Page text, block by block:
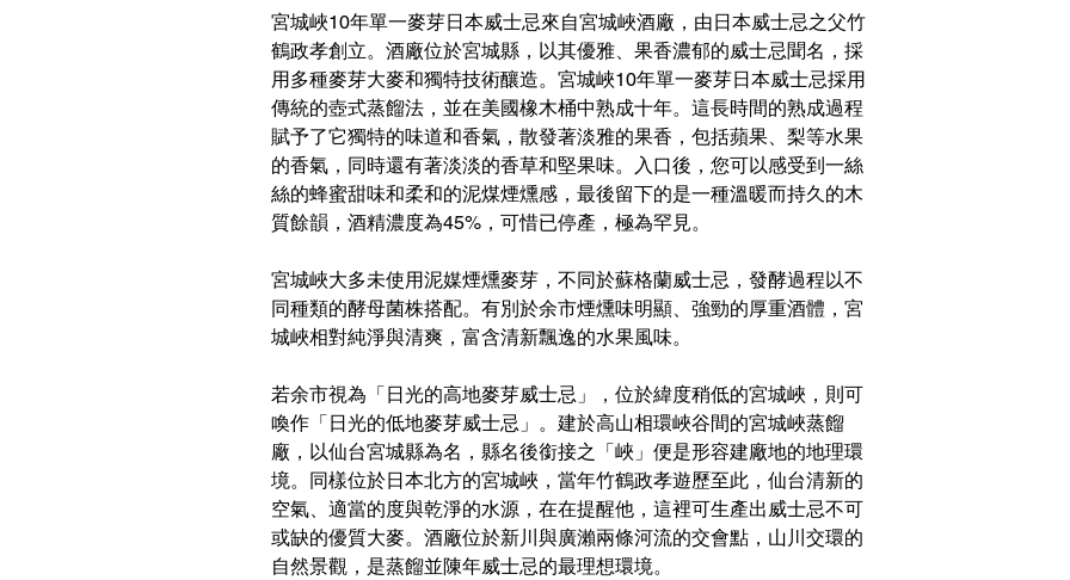
宮城峽10年單一麥芽日本威士忌來自宮城峽酒廠，由日本威士忌之父竹
鶴政孝創立。酒廠位於宮城縣，以其優雅、果香濃郁的威士忌聞名，採
用多種麥芽大麥和獨特技術釀造。宮城峽10年單一麥芽日本威士忌採用
傳統的壺式蒸餾法，並在美國橡木桶中熟成十年。這長時間的熟成過程
賦予了它獨特的味道和香氣，散發著淡雅的果香，包括蘋果、梨等水果
的香氣，同時還有著淡淡的香草和堅果味。入口後，您可以感受到一絲
絲的蜂蜜甜味和柔和的泥煤煙燻感，最後留下的是一種溫暖而持久的木
質餘韻，酒精濃度為45%，可惜已停產，極為罕見。
宮城峽大多未使用泥媒煙燻麥芽，不同於蘇格蘭威士忌，發酵過程以不
同種類的酵母菌株搭配。有別於余市煙燻味明顯、強勁的厚重酒體，宮
城峽相對純淨與清爽，富含清新飄逸的水果風味。
若余市視為「日光的高地麥芽威士忌」，位於緯度稍低的宮城峽，則可
喚作「日光的低地麥芽威士忌」。建於高山相環峽谷間的宮城峽蒸餾
廠，以仙台宮城縣為名，縣名後銜接之「峽」便是形容建廠地的地理環
境。同樣位於日本北方的宮城峽，當年竹鶴政孝遊歷至此，仙台清新的
空氣、適當的度與乾淨的水源，在在提醒他，這裡可生產出威士忌不可
或缺的優質大麥。酒廠位於新川與廣瀨兩條河流的交會點，山川交環的
自然景觀，是蒸餾並陳年威士忌的最理想環境。